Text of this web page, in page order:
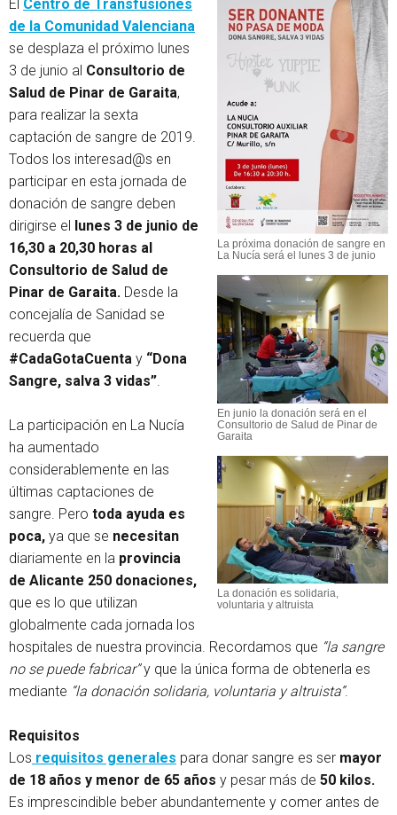
La próxima donación de sangre en
La Nucía será el lunes 3 de junio
En junio la donación será en el
Consultorio de Salud de Pinar de
Garaita
La donación es solidaria,
voluntaria y altruista
El Centro de Transfusiones
de la Comunidad Valenciana
se desplaza el próximo lunes
3 de junio al Consultorio de
Salud de Pinar de Garaita,
para realizar la sexta
captación de sangre de 2019.
Todos los interesad@s en
participar en esta jornada de
donación de sangre deben
dirigirse el lunes 3 de junio de
16,30 a 20,30 horas al
Consultorio de Salud de
Pinar de Garaita. Desde la
concejalía de Sanidad se
recuerda que
#CadaGotaCuenta y “Dona
Sangre, salva 3 vidas”.
La participación en La Nucía
ha aumentado
considerablemente en las
últimas captaciones de
sangre. Pero toda ayuda es
poca, ya que se necesitan
diariamente en la provincia
de Alicante 250 donaciones,
que es lo que utilizan
globalmente cada jornada los
hospitales de nuestra provincia. Recordamos que “la sangre
no se puede fabricar”y que la única forma de obtenerla es
mediante “la donación solidaria, voluntaria y altruista”.
Requisitos
Los requisitos generales para donar sangre es ser mayor
de 18 años y menor de 65 años y pesar más de 50 kilos.
Es imprescindible beber abundantemente y comer antes de